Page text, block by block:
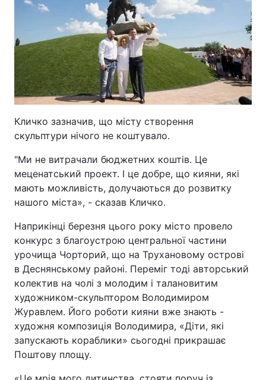
Кличко зазначив, що місту створення
скульптури нічого не коштувало.
"Ми не витрачали бюджетних коштів. Це
меценатський проект. І це добре, що кияни, які
мають можливість, долучаються до розвитку
нашого міста», - сказав Кличко.
Наприкінці березня цього року місто провело
конкурс з благоустрою центральної частини
урочища Чорторий, що на Трухановому острові
в Деснянському районі. Переміг тоді авторський
колектив на чолі з молодим і талановитим
художником-скульптором Володимиром
Журавлем. Його роботи кияни вже знають -
художня композиція Володимира, «Діти, які
запускають кораблики» сьогодні прикрашає
Поштову площу.